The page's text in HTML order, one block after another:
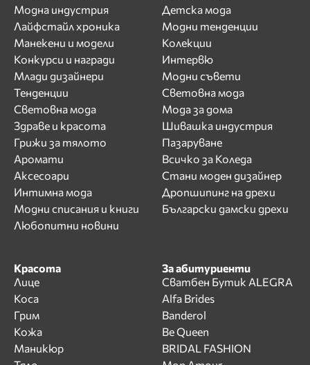
Модна индустрия
Лайфстайл хроника
Манекени и модели
Конкурси и награди
Млади дизайнери
Тенденции
Световна мода
Здраве и красота
Грижи за тялото
Аромати
Аксесоари
Интимна мода
Модни списания и книги
Любопитни новини
Детска мода
Модни тенденции
Колекции
Интервю
Модни съвети
Световна мода
Мода за дома
Шивашка индустрия
Пазаруване
Всичко за Коледа
Стани моден дизайнер
Дропшипинг на дрехи
Български дамски дрехи
Красота
Лице
Коса
Грим
Кожа
Маникюр
За абитуриенти
Сватбен Бутик ALEGRA
Alfa Brides
Banderol
Be Queen
BRIDAL FASHION